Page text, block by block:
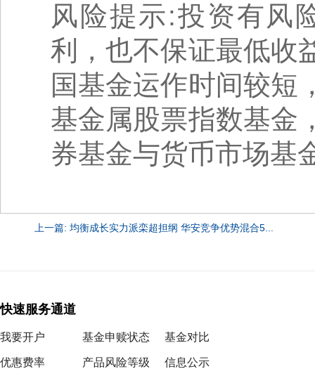
风险提示:投资有风
利，也不保证最低收
国基金运作时间较短
基金属股票指数基金
券基金与货币市场基
上一篇: 均衡成长实力派栾超担纲 华安竞争优势混合5...
快速服务通道
我要开户
优惠费率
基金申赎状态
产品风险等级
基金对比
信息公示